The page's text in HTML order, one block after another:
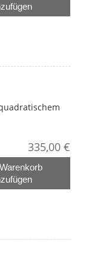
335,00 €